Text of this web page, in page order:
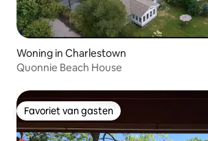
Woning in Charlestown
Quonnie Beach House
Favoriet van gasten
Favoriet van gasten